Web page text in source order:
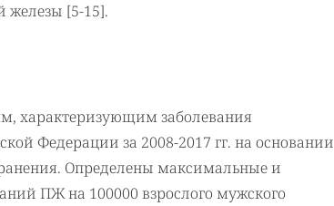
железы [5-15].
характеризующим заболевания
Федерации за 2008-2017 гг. на основании
Определены максимальные и
ПЖ на 100000 взрослого мужского